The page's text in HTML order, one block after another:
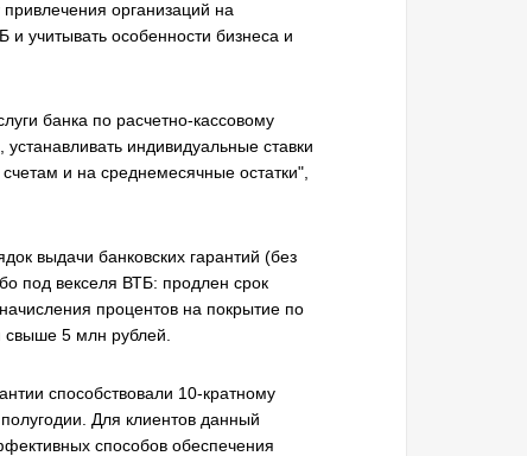
организаций на
и учитывать особенности бизнеса и
банка по расчетно-кассовому
индивидуальные ставки
и на среднемесячные остатки",
выдачи банковских гарантий (без
под векселя ВТБ: продлен срок
процентов на покрытие по
свыше 5 млн рублей.
способствовали 10-кратному
Для клиентов данный
способов обеспечения